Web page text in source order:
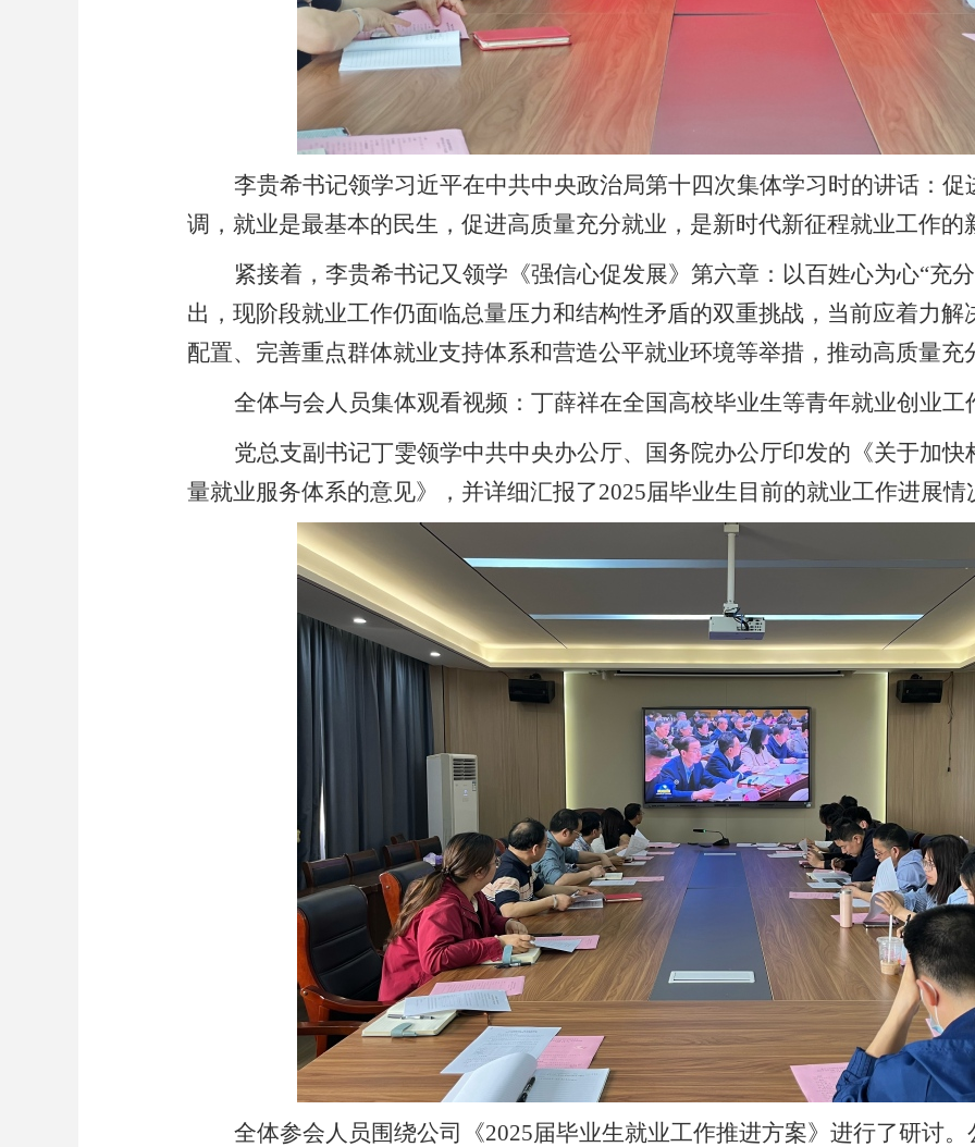
李贵希书记领学习近平在中共中央政治局第十四次集体学习时的讲话：
调，就业是最基本的民生，促进高质量充分就业，是新时代新征程就业工作的
紧接着，李贵希书记又领学《强信心促发展》第六章：以百姓心为心“充
出，现阶段就业工作仍面临总量压力和结构性矛盾的双重挑战，当前应着力
配置、完善重点群体就业支持体系和营造公平就业环境等举措，推动高质量充
全体与会人员集体观看视频：丁薛祥在全国高校毕业生等青年就业创业
党总支副书记丁雯领学中共中央办公厅、国务院办公厅印发的《关于加
量就业服务体系的意见》，并详细汇报了2025届毕业生目前的就业工作进展情
全体参会人员围绕公司《2025届毕业生就业工作推进方案》进行了研讨